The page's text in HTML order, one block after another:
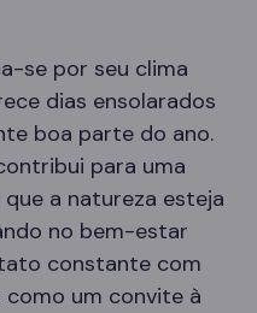
se por seu clima
dias ensolarados
boa parte do ano.
para uma
a natureza esteja
no bem-estar
constante com
um convite à